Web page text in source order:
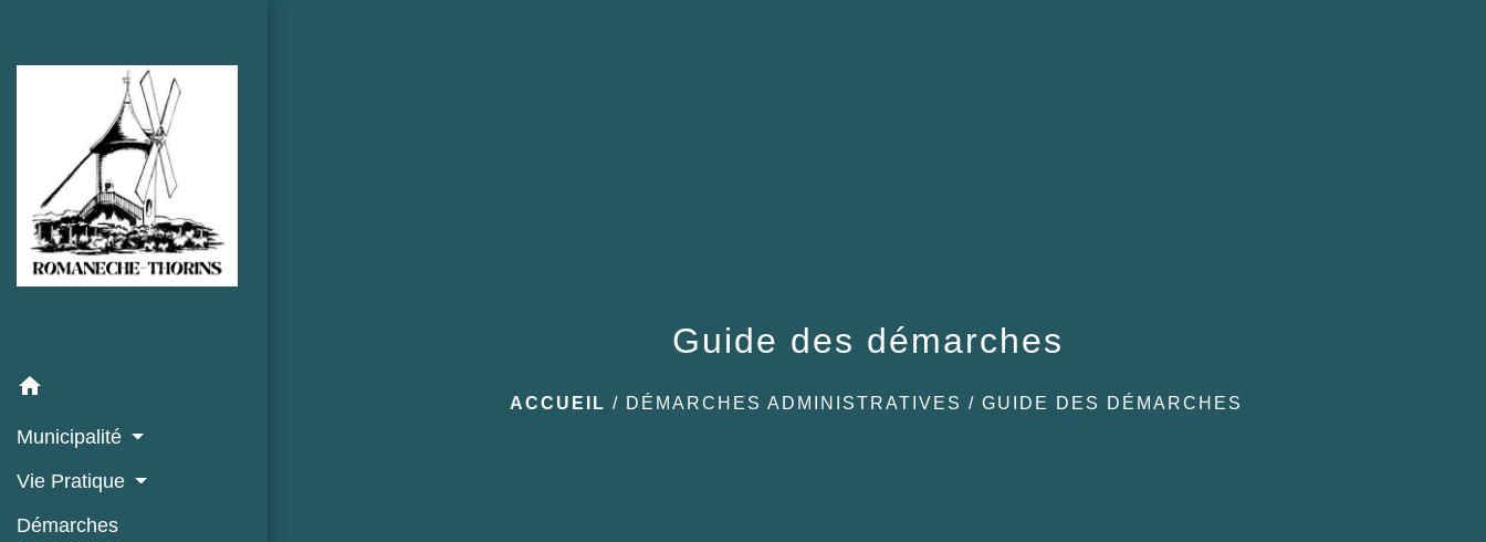
home
Municipalité
Vie Pratique
Démarches
Guide des démarches
ACCUEIL / DÉMARCHES ADMINISTRATIVES /GUIDE DES DÉMARCHES